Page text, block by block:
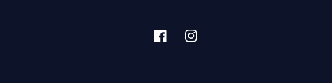
FacebookInstagram